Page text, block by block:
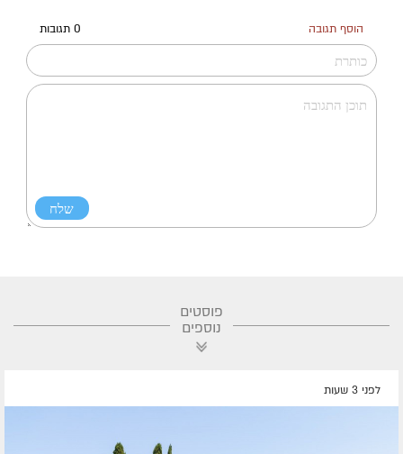
הוסף תגובה 0 תגובות
פוסטים
נוספים
לפני 3 שעות